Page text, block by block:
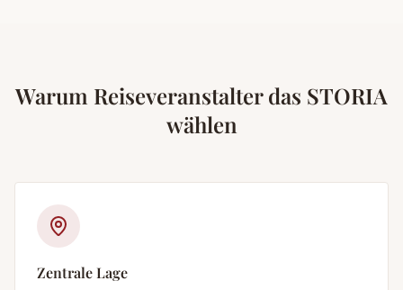
Warum Reiseveranstalter das STORIA
wählen
Zentrale Lage